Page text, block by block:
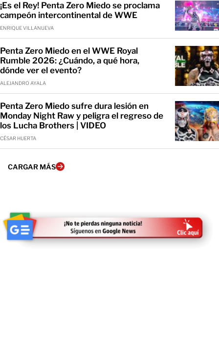
¡Es el Rey! Penta Zero Miedo se proclama
campeón intercontinental de WWE
ENRIQUE VILLANUEVA
Penta Zero Miedo en el WWE Royal
Rumble 2026: ¿Cuándo, a qué hora,
dónde ver el evento?
ALEJANDRO AYALA
Penta Zero Miedo sufre dura lesión en
Monday Night Raw y peligra el regreso de
los Lucha Brothers | VIDEO
CÉSAR HUERTA
CARGAR MÁS